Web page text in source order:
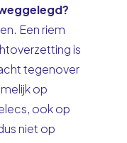
Een riem
is
tegenover
op
ook op
niet op